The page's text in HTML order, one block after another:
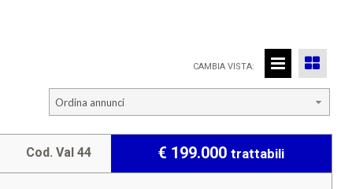
CAMBIA VISTA:
Ordina annunci
€ 199.000trattabili
Cod. Val 44